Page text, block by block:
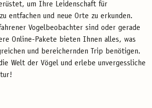
um Ihre Leidenschaft für
entfachen und neue Orte zu erkunden.
Vogelbeobachter sind oder gerade
Online-Pakete bieten Ihnen alles, was
und bereichernden Trip benötigen.
Welt der Vögel und erlebe unvergessliche